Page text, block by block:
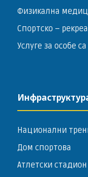
Физикална
Спортско –
Услуге за особе
Национални
Дом спортова
Атлетски стадион